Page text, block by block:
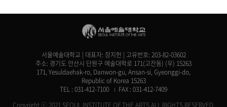
서울예술대학교 | 대표자: 장지헌 | 고유번호: 203-82-03602
주소: 경기도 안산시 단원구 예술대학로 171(고잔동) (우) 15263
171, Yesuldaehak-ro, Danwon-gu, Ansan-si, Gyeonggi-do,
Republic of Korea 15263
TEL : 031-412-7100
FAX : 031-412-7409
Copyright ⓒ 2021 SEOUL INSTITUTE OF THE ARTS ALL RIGHTS RESERVED.